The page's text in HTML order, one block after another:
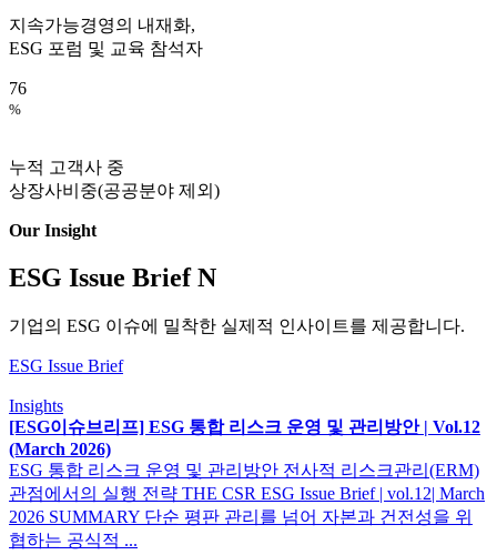
지속가능경영의 내재화,
ESG 포럼 및 교육 참석자
76
%
누적 고객사 중
상장사비중(공공분야 제외)
Our Insight
ESG Issue BriefN
기업의 ESG 이슈에 밀착한 실제적 인사이트를 제공합니다.
ESG Issue Brief
Insights
[ESG이슈브리프] ESG 통합 리스크 운영 및 관리방안 | Vol.12
(March 2026)
ESG 통합 리스크 운영 및 관리방안 전사적 리스크관리(ERM)
관점에서의 실행 전략 THE CSR ESG Issue Brief | vol.12| March
2026 SUMMARY 단순 평판 관리를 넘어 자본과 건전성을 위
협하는 공식적 ...